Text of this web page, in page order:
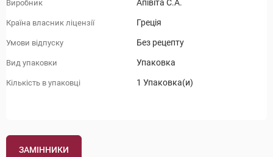
Виробник Апівіта С.А.
Країна власник ліцензії Греція
Умови відпуску Без рецепту
Вид упаковки Упаковка
Кількість в упаковці 1 Упаковка(и)
ЗАМІННИКИ